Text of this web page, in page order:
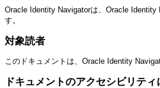
Oracle Identity Navigatorは、Oracle
す。
対象読者
このドキュメントは、Oracle Identity
ドキュメントのアクセシビリティ